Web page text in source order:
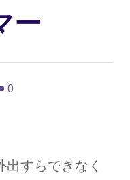
ー
0
すらできなく